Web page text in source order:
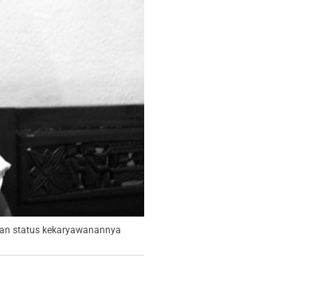
status kekaryawanannya